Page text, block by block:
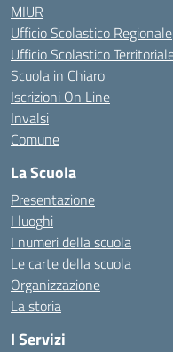
MIUR
Ufficio Scolastico Regionale
Ufficio Scolastico
Scuola in Chiaro
Iscrizioni On Line
Invalsi
Comune
La Scuola
Presentazione
I luoghi
I numeri della scuola
Le carte della scuola
Organizzazione
La storia
I Servizi